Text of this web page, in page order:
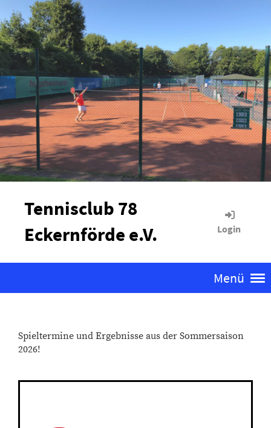
Tennisclub 78
Eckernförde e.V.
Login
Menü
Spieltermine und Ergebnisse aus der Sommersaison
2026!